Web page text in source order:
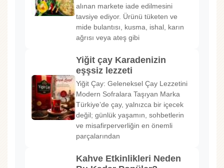
alınan markete iade edilmesini
tavsiye ediyor. Ürünü tüketen ve
mide bulantısı, kusma, ishal, karın
ağrısı veya ateş gibi
Yiğit çay Karadenizin
eşşsiz lezzeti
Yiğit Çay: Geleneksel Çay Lezzetini
Modern Sofralara Taşıyan Marka
Türkiye’de çay, yalnızca bir içecek
değil; günlük yaşamın, sohbetlerin
ve misafirperverliğin en önemli
parçalarından
Kahve Etkinlikleri Neden